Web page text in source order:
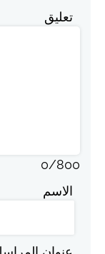
تعليق
0/800
الاسم